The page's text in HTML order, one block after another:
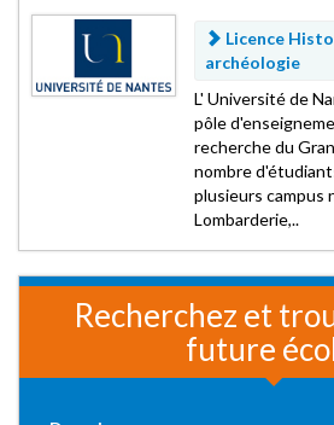
Licence
archéologie
L' Université de
pôle
recherche du
nombre
plusieurs campus
Lombarderie,..
Recherchez et
future